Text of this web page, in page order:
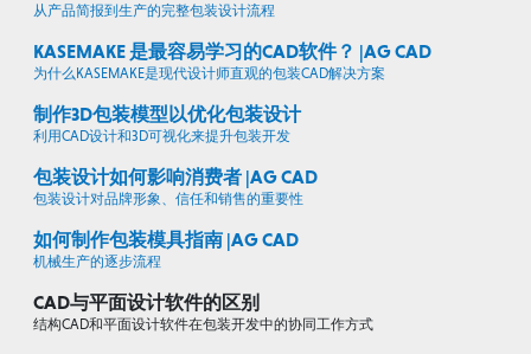
从产品简报到生产的完整包装设计流程
KASEMAKE 是最容易学习的CAD软件？ |AG CAD
为什么KASEMAKE是现代设计师直观的包装CAD解决方案
制作3D包装模型以优化包装设计
利用CAD设计和3D可视化来提升包装开发
包装设计如何影响消费者 |AG CAD
包装设计对品牌形象、信任和销售的重要性
如何制作包装模具指南 |AG CAD
机械生产的逐步流程
CAD与平面设计软件的区别
结构CAD和平面设计软件在包装开发中的协同工作方式